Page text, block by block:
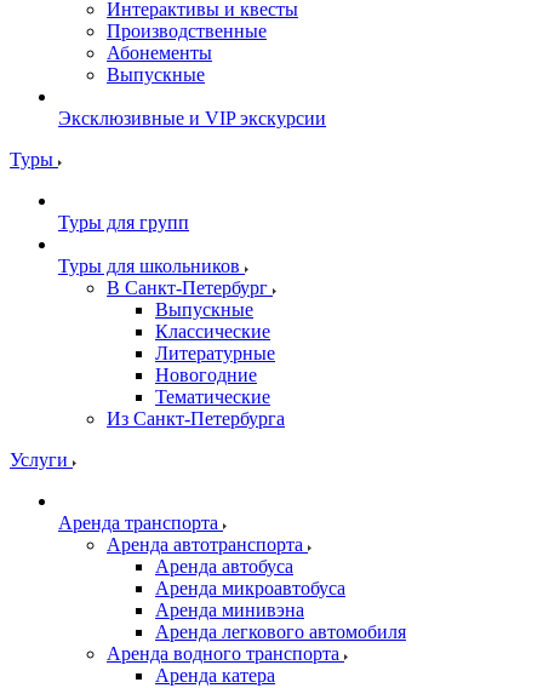
Интерактивы и квесты
Производственные
Абонементы
Выпускные
Эксклюзивные и VIP экскурсии
Туры
Туры для групп
Туры для школьников
В Санкт-Петербург
Выпускные
Классические
Литературные
Новогодние
Тематические
Из Санкт-Петербурга
Услуги
Аренда транспорта
Аренда автотранспорта
Аренда автобуса
Аренда микроавтобуса
Аренда минивэна
Аренда легкового автомобиля
Аренда водного транспорта
Аренда катера